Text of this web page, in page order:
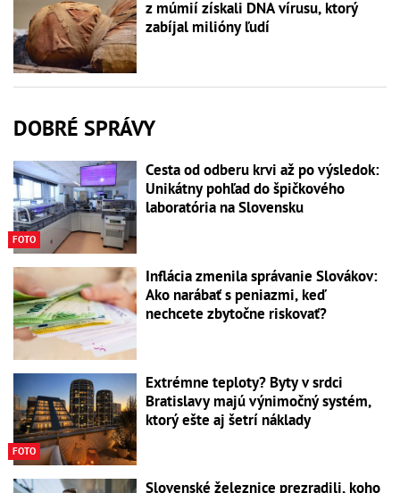
z múmií získali DNA vírusu, ktorý
zabíjal milióny ľudí
DOBRÉ SPRÁVY
FOTO
Cesta od odberu krvi až po výsledok:
Unikátny pohľad do špičkového
laboratória na Slovensku
Inflácia zmenila správanie Slovákov:
Ako narábať s peniazmi, keď
nechcete zbytočne riskovať?
FOTO
Extrémne teploty? Byty v srdci
Bratislavy majú výnimočný systém,
ktorý ešte aj šetrí náklady
Slovenské železnice prezradili, koho